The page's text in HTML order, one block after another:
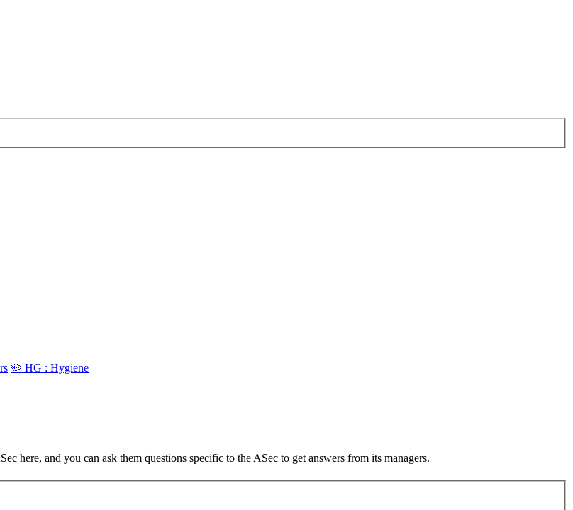
🦠 HG : Hygiene
here, and you can ask them questions specific to the ASec to get answers from its managers.